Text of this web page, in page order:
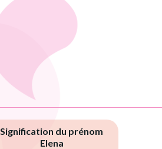
Signification du prénom
Elena